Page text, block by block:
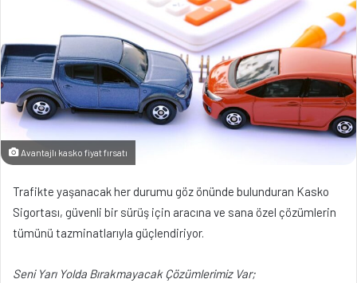
Avantajlı kasko fiyat fırsatı
Trafikte yaşanacak her durumu göz önünde bulunduran Kasko
Sigortası, güvenli bir sürüş için aracına ve sana özel çözümlerin
tümünü tazminatlarıyla güçlendiriyor.
Seni Yarı Yolda Bırakmayacak Çözümlerimiz Var;